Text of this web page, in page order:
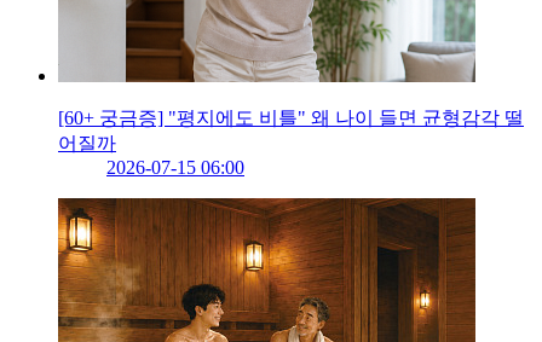
[60+ 궁금증] "평지에도 비틀" 왜 나이 들면 균형감각 떨
어질까
2026-07-15 06:00